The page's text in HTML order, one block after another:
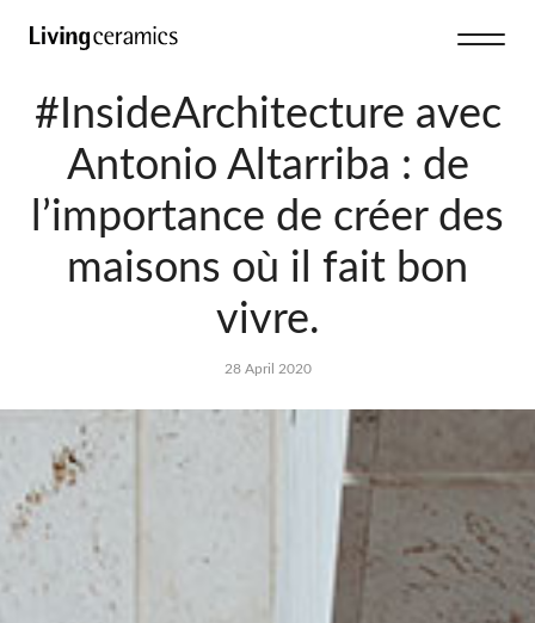
#InsideArchitecture avec
Antonio Altarriba : de
l’importance de créer des
maisons où il fait bon
vivre.
28 April 2020